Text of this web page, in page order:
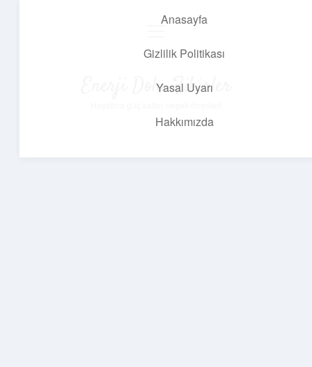
Anasayfa
Gizlilik Politikası
Yasal Uyarı
Hakkımızda
Enerji Dolu Fikirler